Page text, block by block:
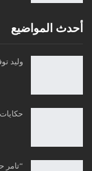
أحدث المواضيع
وليد